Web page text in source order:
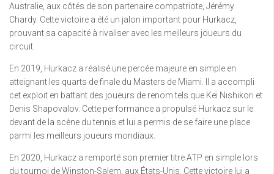
Australie, aux côtés de son partenaire compatriote, Jérémy
Chardy. Cette victoire a été un jalon important pour Hurkacz,
prouvant sa capacité à rivaliser avec les meilleurs joueurs du
circuit.
En 2019, Hurkacz a réalisé une percée majeure en simple en
atteignant les quarts de finale du Masters de Miami. Il a accompli
cet exploit en battant des joueurs de renom tels que Kei Nishikori et
Denis Shapovalov. Cette performance a propulsé Hurkacz sur le
devant de la scène du tennis et lui a permis de se faire une place
parmi les meilleurs joueurs mondiaux.
En 2020, Hurkacz a remporté son premier titre ATP en simple lors
du tournoi de Winston-Salem, aux États-Unis. Cette victoire lui a